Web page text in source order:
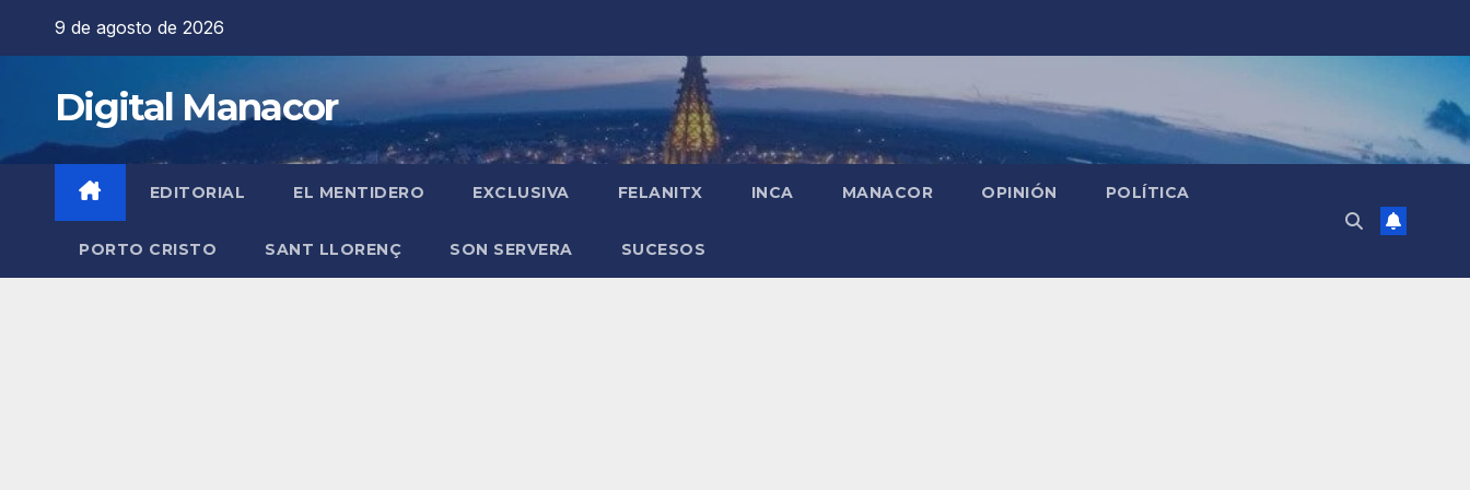
9 de agosto de 2026
Digital Manacor
EDITORIAL EL MENTIDERO EXCLUSIVA FELANITX INCA MANACOR OPINIÓN POLÍTICA
PORTO CRISTO SANT LLORENÇ SON SERVERA SUCESOS